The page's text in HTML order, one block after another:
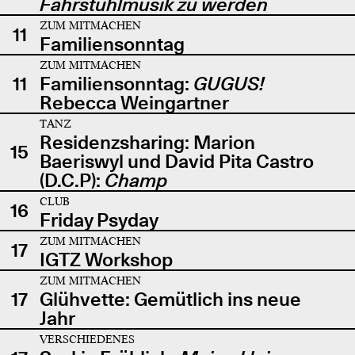
11
ZUM MITMACHEN
Familiensonntag
11
ZUM MITMACHEN
Familiensonntag: GUGUS!
Rebecca Weingartner
15
TANZ
Residenzsharing: Marion
Baeriswyl und David Pita Castro
(D.C.P): Champ
16
CLUB
Friday Psyday
17
ZUM MITMACHEN
IGTZ Workshop
17
ZUM MITMACHEN
Glühvette: Gemütlich ins neue
Jahr
VERSCHIEDENES